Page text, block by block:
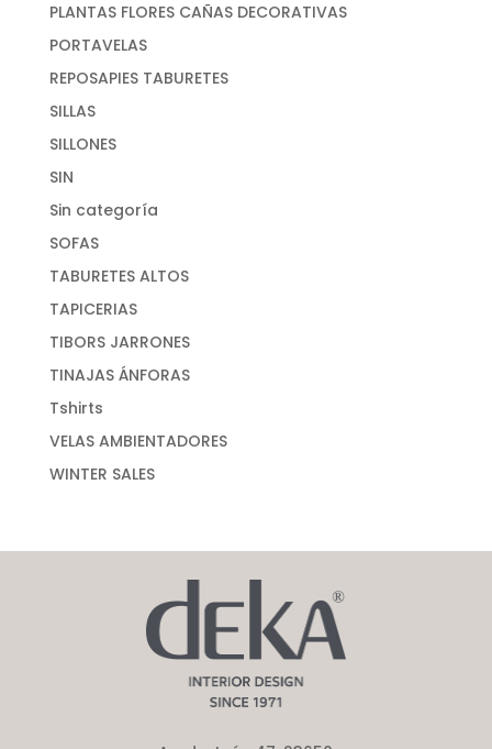
PLANTAS FLORES CAÑAS DECORATIVAS
PORTAVELAS
REPOSAPIES TABURETES
SILLAS
SILLONES
SIN
Sin categoría
SOFAS
TABURETES ALTOS
TAPICERIAS
TIBORS JARRONES
TINAJAS ÁNFORAS
Tshirts
VELAS AMBIENTADORES
WINTER SALES